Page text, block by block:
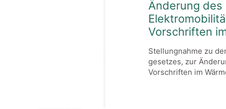
Änderung
Vorschriften
Stellungnahme zu
gesetzes, zur
Vorschriften im